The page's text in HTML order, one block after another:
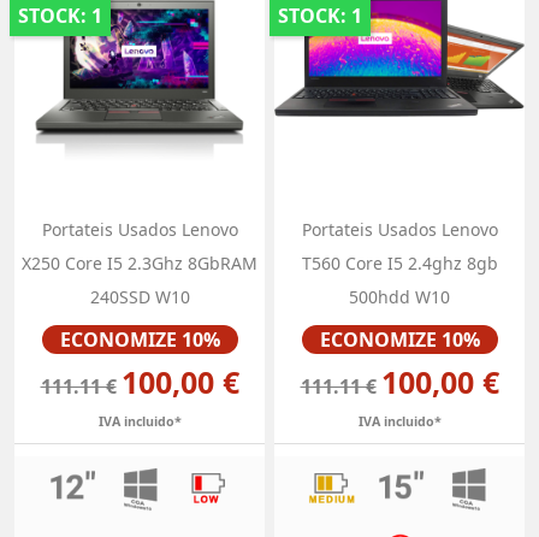
STOCK: 1
Portateis Usados Lenovo
X250 Core I5 2.3Ghz 8GbRAM
240SSD W10
Preço
ECONOMIZE 10%
111.11 € 100,00 €
IVA incluido*
STOCK: 1
Portateis Usados Lenovo
T560 Core I5 2.4ghz 8gb
500hdd W10
Preço
ECONOMIZE 10%
111.11 € 100,00 €
IVA incluido*